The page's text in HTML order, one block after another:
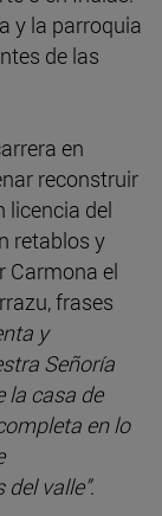
y la parroquia
de las
en
reconstruir
licencia del
retablos y
Carmona el
frases
y
Señoría
la casa de
en lo
valle”.